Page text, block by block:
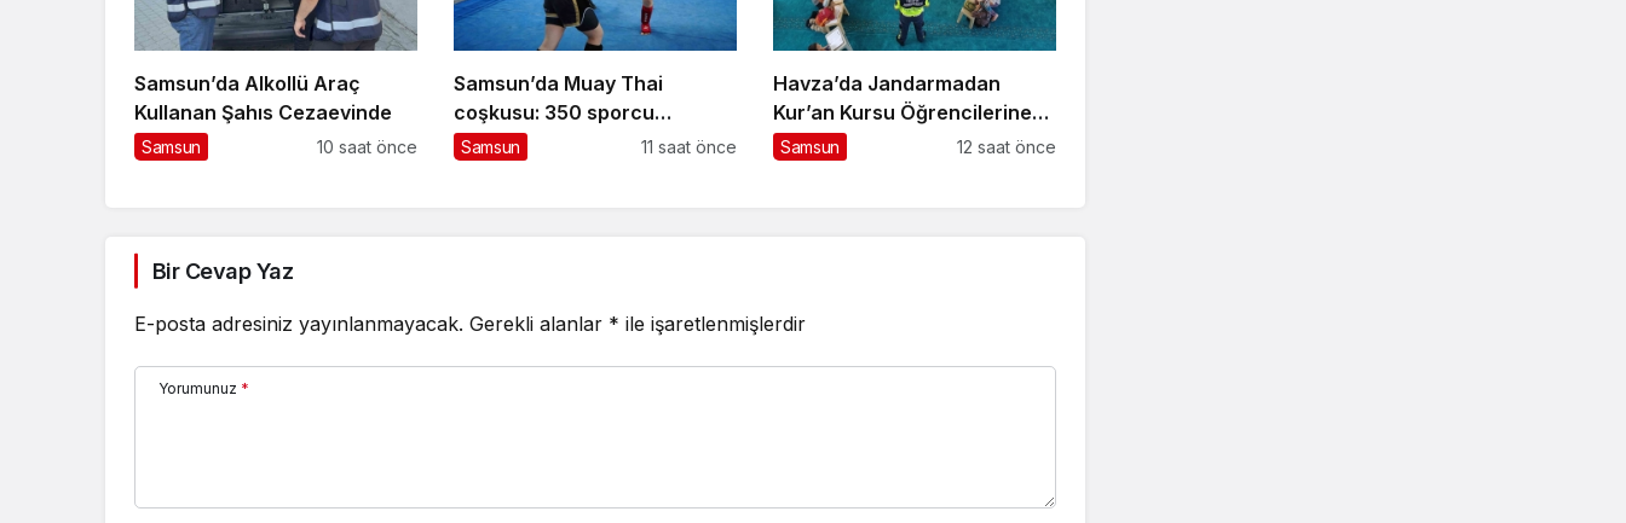
Samsun’da Alkollü Araç
Kullanan Şahıs Cezaevinde
Samsun 10 saat önce
Samsun’da Muay Thai
coşkusu: 350 sporcu
mücadele ediyor
Samsun 11 saat önce
Havza’da Jandarmadan
Kur’an Kursu Öğrencilerine
Trafik Eğitimi
Samsun 12 saat önce
Bir Cevap Yaz
E-posta adresiniz yayınlanmayacak. Gerekli alanlar * ile işaretlenmişlerdir
Yorumunuz *